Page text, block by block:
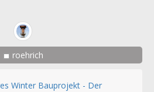
roehrich
Winter Bauprojekt - Der